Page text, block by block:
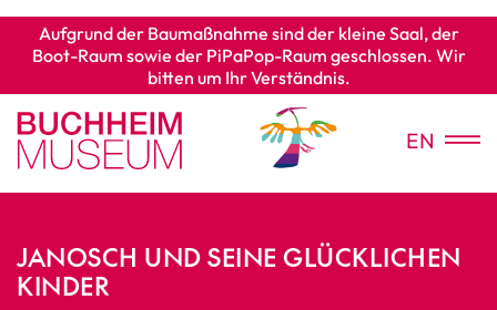
Aufgrund der Baumaßnahme sind der kleine Saal, der
Boot-Raum sowie der PiPaPop-Raum geschlossen. Wir
bitten um Ihr Verständnis.
EN
JANOSCH UND SEINE GLÜCKLICHEN
KINDER